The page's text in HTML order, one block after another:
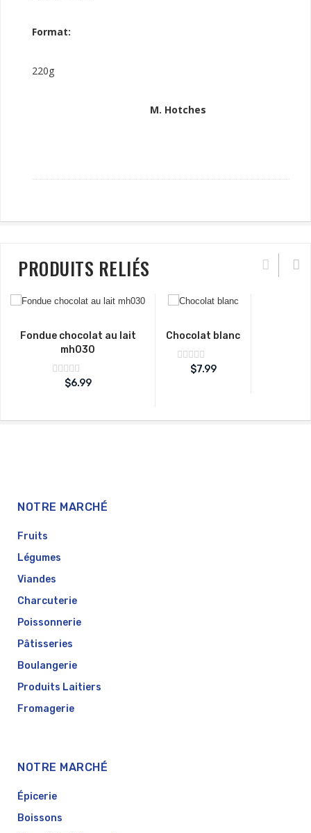
Format:
220g
M. Hotches
PRODUITS RELIÉS
Fondue chocolat au lait
mh030
Note
sur
$6.99
Chocolat blanc
Note
sur
$7.99
NOTRE MARCHÉ
Fruits
Légumes
Viandes
Charcuterie
Poissonnerie
Pâtisseries
Boulangerie
Produits Laitiers
Fromagerie
NOTRE MARCHÉ
Épicerie
Boissons